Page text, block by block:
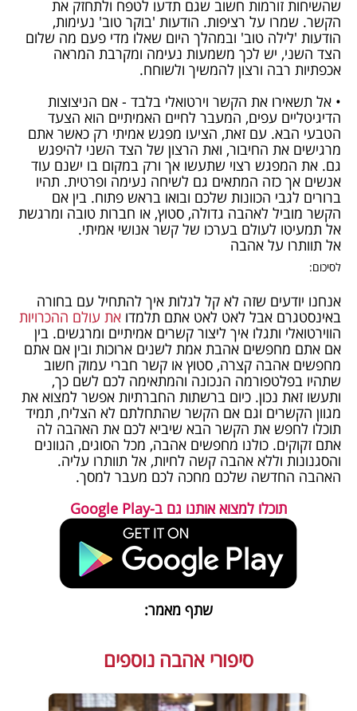
שהשיחות זורמות חשוב שגם תדעו לטפח ולתחזק את
הקשר. שמרו על רציפות. הודעות 'בוקר טוב' נעימות,
הודעות 'לילה טוב' ובמהלך היום שאלו מדי פעם מה שלום
הצד השני, יש לכך משמעות נעימה ומקרבת המראה
אכפתיות רבה ורצון להמשיך ולשוחח.
• אל תשאירו את הקשר וירטואלי בלבד - אם הניצוצות
הדיגיטליים עפים, המעבר לחיים האמיתיים הוא הצעד
הטבעי הבא. עם זאת, הציעו מפגש אמיתי רק כאשר אתם
מרגישים את החיבור, ואת הרצון של הצד השני להיפגש
גם. את המפגש רצוי שתעשו אך ורק במקום בו ישנם עוד
אנשים אך כזה המתאים גם לשיחה נעימה ופרטית. תהיו
ברורים לגבי הכוונות שלכם ובואו בראש פתוח. בין אם
הקשר מוביל לאהבה גדולה, סטוץ, או חברות טובה ומרגשת
אל תמעיטו לעולם בערכו של קשר אנושי אמיתי.
אל תוותרו על אהבה
לסיכום:
אנחנו יודעים שזה לא קל לגלות איך להתחיל עם בחורה
באינסטגרם אבל לאט לאט אתם תלמדו את עולם ההכרויות
הווירטואלי ותגלו איך ליצור קשרים אמיתיים ומרגשים. בין
אם אתם מחפשים אהבת אמת לשנים ארוכות ובין אם אתם
מחפשים אהבה קצרה, סטוץ או קשר חברי עמוק חשוב
שתהיו בפלטפורמה הנכונה והמתאימה לכם לשם כך,
ותעשו זאת נכון. כיום ברשתות החברתיות אפשר למצוא את
מגוון הקשרים וגם אם הקשר שהתחלתם לא הצליח, תמיד
תוכלו לחפש את הקשר הבא שיביא לכם את האהבה לה
אתם זקוקים. כולנו מחפשים אהבה, מכל הסוגים, הגוונים
והסגנונות וללא אהבה קשה לחיות, אל תוותרו עליה.
האהבה החדשה שלכם מחכה לכם מעבר למסך.
תוכלו למצוא אותנו גם ב-Google Play
שתף מאמר:
סיפורי אהבה נוספים